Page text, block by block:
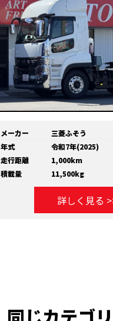
メーカー
三菱ふそう
年式
令和7年(2025)
走行距離
1,000km
積載量
11,500kg
詳しく見る